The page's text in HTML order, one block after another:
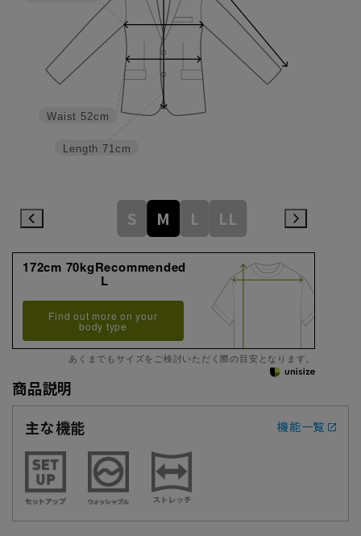
Length 71cm
Waist 52cm
S M L LL
172cm 70kgRecommended
L
Find out more on your
body type
あくまでもサイズをご検討いただく際の目安となります。
商品説明
主な機能
機能一覧